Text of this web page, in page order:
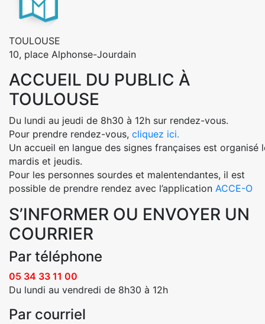
TOULOUSE
10, place Alphonse-Jourdain
ACCUEIL DU PUBLIC À
TOULOUSE
Du lundi au jeudi de 8h30 à 12h sur rendez-vous.
Pour prendre rendez-vous, cliquez ici.
Un accueil en langue des signes françaises est organisé
mardis et jeudis.
Pour les personnes sourdes et malentendantes, il est
possible de prendre rendez avec l’application ACCE-O
S’INFORMER OU ENVOYER UN
COURRIER
Par téléphone
05 34 33 11 00
Du lundi au vendredi de 8h30 à 12h
Par courriel